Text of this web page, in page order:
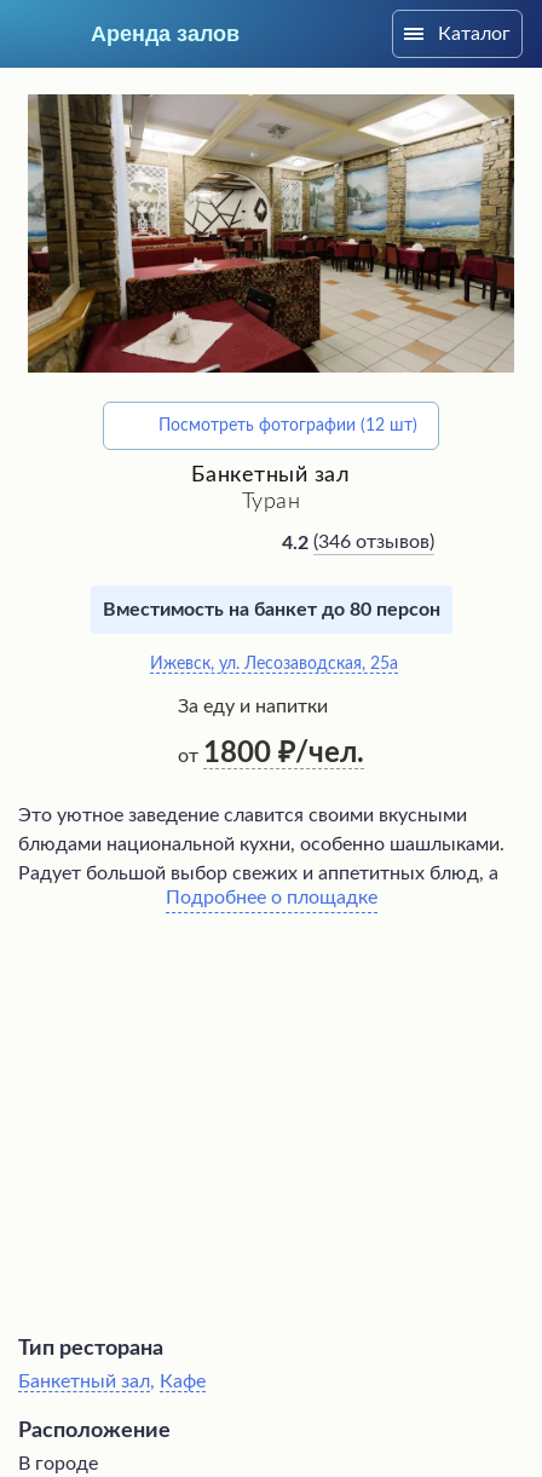
Аренда залов
Подберите мне зал
Каталог
Посмотреть фотографии (12 шт)
Банкетный зал
Туран
4.2 (346 отзывов)
Вместимость на банкет до 80 персон
Ижевск, ул. Лесозаводская, 25а
За еду и напитки
от 1800 /чел.
Это уютное заведение славится своими вкусными
блюдами национальной кухни, особенно шашлыками.
Радует большой выбор свежих и аппетитных блюд, а
также профессионализм и доброжелательность
Подробнее о площадке
Тип ресторана
Банкетный зал, Кафе
Расположение
В городе